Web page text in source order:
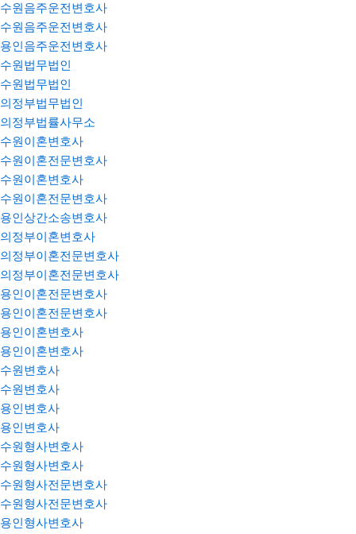
수원음주운전변호사
수원음주운전변호사
용인음주운전변호사
수원법무법인
수원법무법인
의정부법무법인
의정부법률사무소
수원이혼변호사
수원이혼전문변호사
수원이혼변호사
수원이혼전문변호사
용인상간소송변호사
의정부이혼변호사
의정부이혼전문변호사
의정부이혼전문변호사
용인이혼전문변호사
용인이혼전문변호사
용인이혼변호사
용인이혼변호사
수원변호사
수원변호사
용인변호사
용인변호사
수원형사변호사
수원형사변호사
수원형사전문변호사
수원형사전문변호사
용인형사변호사